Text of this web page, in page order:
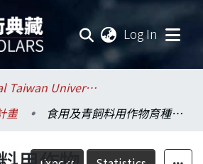
Log In
.National Taiwan University / 國立臺灣大學
畫
食用及青飼料用作物育種及生產技術改良